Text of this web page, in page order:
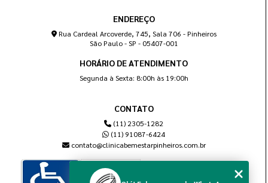
ENDEREÇO
Rua Cardeal Arcoverde, 745, Sala 706 - Pinheiros
São Paulo - SP - 05407-001
HORÁRIO DE ATENDIMENTO
Segunda à Sexta: 8:00h às 19:00h
CONTATO
(11) 2305-1282
(11) 91087-6424
contato@clinicabemestarpinheiros.com.br